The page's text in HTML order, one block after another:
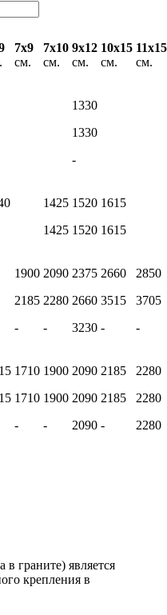
7х9
см.
7х10
см.
9х12
см.
10х15
см.
11х15
см.
1330
1330
-
1425
1425
1520
1520
1615
1615
1900
2185
-
2090
2280
-
2375
2660
3230
2660
3515
-
2850
3705
-
1710
1710
-
1900
1900
-
2090
2090
2090
2185
2185
-
2280
2280
2280
граните) является
крепления в